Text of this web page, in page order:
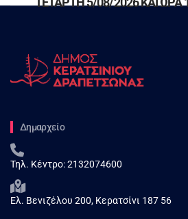
Δημαρχείο
Τηλ. Κέντρο:2132074600
Ελ. Βενιζέλου 200, Κερατσίνι 187 56